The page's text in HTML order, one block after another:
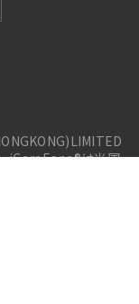
iCareFone®は米国